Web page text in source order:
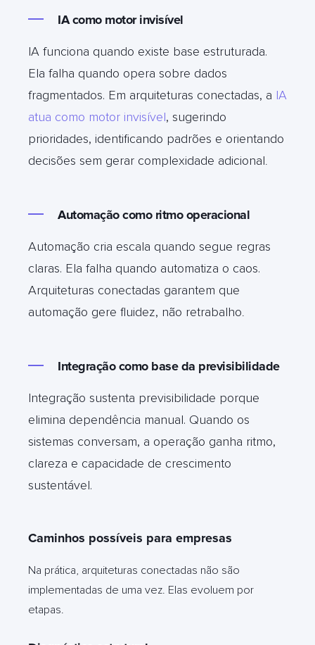
IA como motor invisível
IA funciona quando existe base estruturada.
Ela falha quando opera sobre dados
fragmentados. Em arquiteturas conectadas, a IA
atua como motor invisível, sugerindo
prioridades, identificando padrões e orientando
decisões sem gerar complexidade adicional.
Automação como ritmo operacional
Automação cria escala quando segue regras
claras. Ela falha quando automatiza o caos.
Arquiteturas conectadas garantem que
automação gere fluidez, não retrabalho.
Integração como base da previsibilidade
Integração sustenta previsibilidade porque
elimina dependência manual. Quando os
sistemas conversam, a operação ganha ritmo,
clareza e capacidade de crescimento
sustentável.
Caminhos possíveis para empresas
Na prática, arquiteturas conectadas não são
implementadas de uma vez. Elas evoluem por
etapas.